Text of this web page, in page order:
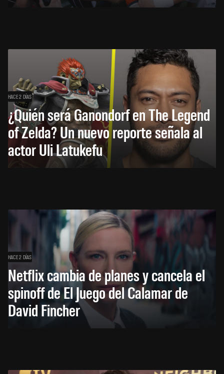
HACE 2 DÍAS
¿Quién será Ganondorf en The Legend
of Zelda? Un nuevo reporte señala al
actor Uli Latukefu
HACE 2 DÍAS
Netflix cambia de planes y cancela el
spinoff de El Juego del Calamar de
David Fincher